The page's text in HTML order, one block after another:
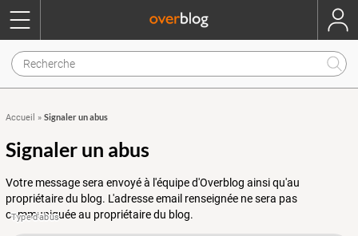
Accueil » Signaler un abus
Signaler un abus
Votre message sera envoyé à l'équipe d'Overblog ainsi qu'au
propriétaire du blog. L'adresse email renseignée ne sera pas
communiquée au propriétaire du blog.